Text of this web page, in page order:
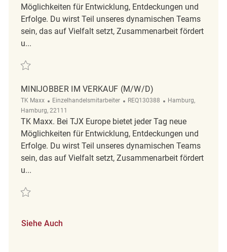
Möglichkeiten für Entwicklung, Entdeckungen und
Erfolge. Du wirst Teil unseres dynamischen Teams
sein, das auf Vielfalt setzt, Zusammenarbeit fördert
u...
Retten Minijobber im Verkauf (m/w/d) REQ136245
MINIJOBBER IM VERKAUF (M/W/D)
TK Maxx Kategorie
Einzelhandelsmitarbeiter ReqId
REQ130388 Ort
Hamburg,
Hamburg, 22111
TK Maxx. Bei TJX Europe bietet jeder Tag neue
Möglichkeiten für Entwicklung, Entdeckungen und
Erfolge. Du wirst Teil unseres dynamischen Teams
sein, das auf Vielfalt setzt, Zusammenarbeit fördert
u...
Retten Minijobber im Verkauf (m/w/d) REQ130388
Siehe Auch